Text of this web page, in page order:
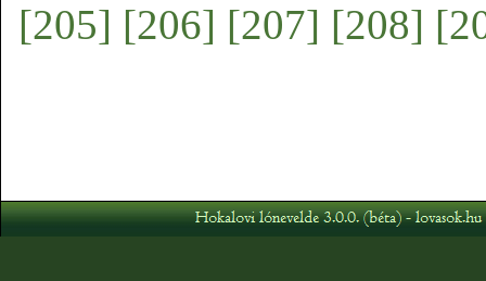
[205] [206] [207] [208]